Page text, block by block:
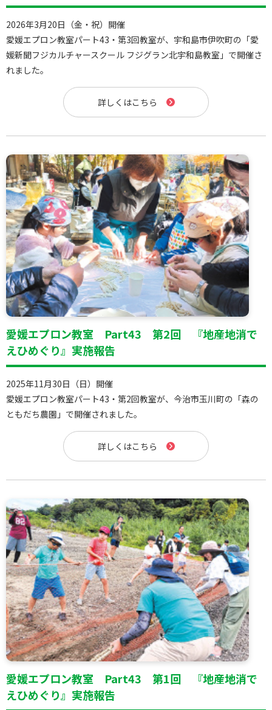
2026年3月20日（金・祝）開催
愛媛エプロン教室パート43・第3回教室が、宇和島市伊吹町の「愛
媛新聞フジカルチャースクール フジグラン北宇和島教室」で開催さ
れました。
詳しくはこちら
愛媛エプロン教室 Part43 第2回 『地産地消で
えひめぐり』実施報告
2025年11月30日（日）開催
愛媛エプロン教室パート43・第2回教室が、今治市玉川町の「森の
ともだち農園」で開催されました。
詳しくはこちら
愛媛エプロン教室 Part43 第1回 『地産地消で
えひめぐり』実施報告